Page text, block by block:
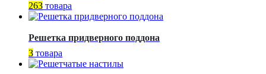
263 товара
Решетка придверного поддона
3 товара